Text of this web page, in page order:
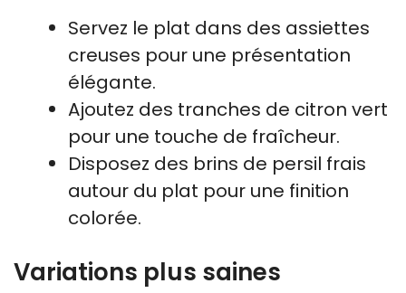
Servez le plat dans des assiettes
creuses pour une présentation
élégante.
Ajoutez des tranches de citron vert
pour une touche de fraîcheur.
Disposez des brins de persil frais
autour du plat pour une finition
colorée.
Variations plus saines